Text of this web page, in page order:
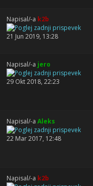
Napisal/-a k2b
21 Jun 2019, 13:28
Napisal/-a jero
29 Okt 2018, 22:23
Napisal/-aAleks
22 Mar 2017, 12:48
Napisal/-a k2b